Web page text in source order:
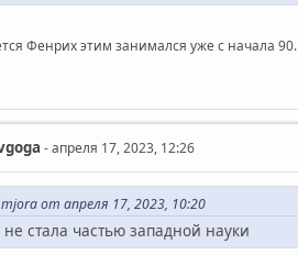
Фенрих этим занимался уже с начала 90.
- апреля 17, 2023, 12:26
от апреля 17, 2023, 10:20
стала частью западной науки